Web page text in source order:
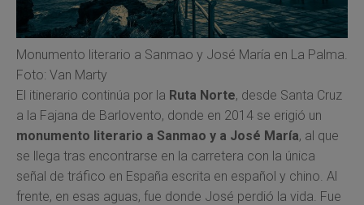
Monumento literario a Sanmao y José María en La Palma.
Foto: Van Marty
El itinerario continúa por la Ruta Norte, desde Santa Cruz
a la Fajana de Barlovento, donde en 2014 se erigió un
monumento literario a Sanmao y a José María, al que
se llega tras encontrarse en la carretera con la única
señal de tráfico en España escrita en español y chino. Al
frente, en esas aguas, fue donde José perdió la vida. Fue